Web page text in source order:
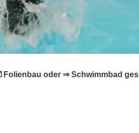
oder ⇒ Schwimmbad